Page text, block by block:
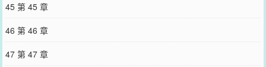
45 第 45 章
46 第 46 章
47 第 47 章